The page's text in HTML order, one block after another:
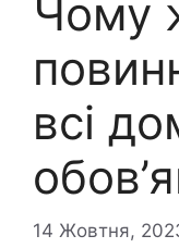
Чому
всі
14 Жовтня,